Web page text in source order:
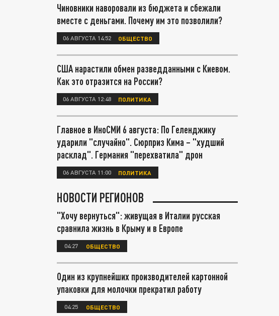
Чиновники наворовали из бюджета и сбежали
вместе с деньгами. Почему им это позволили?
06 АВГУСТА 14:52 ОБЩЕСТВО
США нарастили обмен разведданными с Киевом.
Как это отразится на России?
06 АВГУСТА 12:48 ПОЛИТИКА
Главное в ИноСМИ 6 августа: По Геленджику
ударили "случайно". Сюрприз Кима – "худший
расклад". Германия "перехватила" дрон
06 АВГУСТА 11:00 ПОЛИТИКА
НОВОСТИ РЕГИОНОВ
"Хочу вернуться": живущая в Италии русская
сравнила жизнь в Крыму и в Европе
04:27 ОБЩЕСТВО
Один из крупнейших производителей картонной
упаковки для молочки прекратил работу
04:25 ОБЩЕСТВО